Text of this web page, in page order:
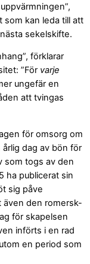
som kan leda till att
sekelskifte.
förklarar
”För varje
ungefär en
att tvingas
för omsorg om
dag av bön för
som togs av den
ha publicerat sin
sig påve
även den romersk-
för skapelsen
införts i en rad
en period som